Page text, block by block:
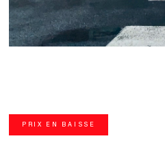
PRIX EN BAISSE